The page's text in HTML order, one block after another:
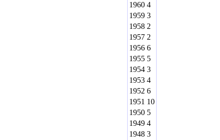
1960 4
1959 3
1958 2
1957 2
1956 6
1955 5
1954 3
1953 4
1952 6
1951 10
1950 5
1949 4
1948 3